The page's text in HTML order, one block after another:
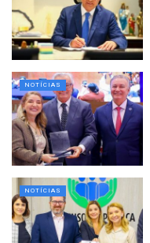
NOTÍCIAS
NOTÍCIAS